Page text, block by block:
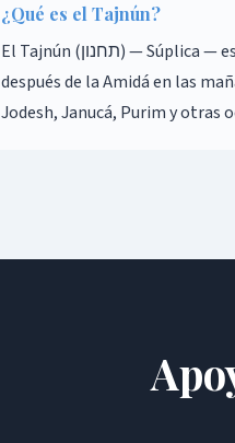
¿Qué es el Tajnún?
El Tajnún (תחנון) — Súplica — es una oración de remordimiento y petición de misericordia divina recitada
después de la Amidá en las
Jodesh, Janucá, Purim y otras